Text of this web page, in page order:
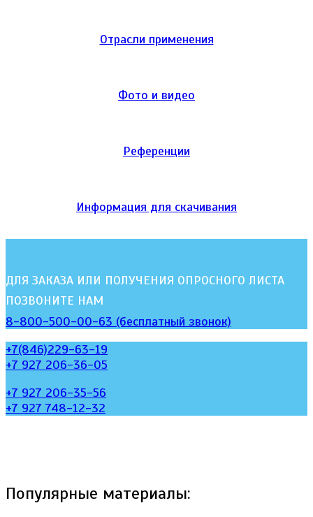
Отрасли применения
Фото и видео
Референции
Информация для скачивания
ДЛЯ ЗАКАЗА ИЛИ ПОЛУЧЕНИЯ ОПРОСНОГО ЛИСТА
ПОЗВОНИТЕ НАМ
8-800-500-00-63 (бесплатный звонок)
+7(846)229-63-19
+7 927 206-36-05
+7 927 206-35-56
+7 927 748-12-32
Популярные материалы: